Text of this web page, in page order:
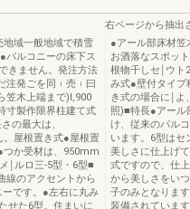
地域一般地域で積雪
バルコニーの床下ス
きません。発注方法
注発ごを同︲売︲曰
笠木上端まで)l,900
寸製作限界柱建て式
の最大は、
屋根置き式●屋根置
つか受材は、950mm
￨ルロ三-5型・6型■
線のアクセントから
です。●左右に丸み
せた6型。住まいに
右ページから抽出
●アール部床材笠
お酒落なスポッ
根物千しセ￨ウト
み式●壁付タイプ
き式の場合に￨よ
照)■特長●アール
け、従来のパル
います。6型はセ
美しさに仕上げ
式ですので、仕
から美しさをい
子のみとなりま
装備されていま